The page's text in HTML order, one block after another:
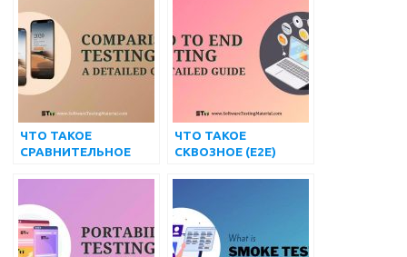
БАЗА VS ЭТАЛОН
ЧТО ТАКОЕ
СРАВНИТЕЛЬНОЕ
ПРОГРАММНОГО
ОБЕСПЕЧЕНИЯ
ЧТО ТАКОЕ
СКВОЗНОЕ (E2E)